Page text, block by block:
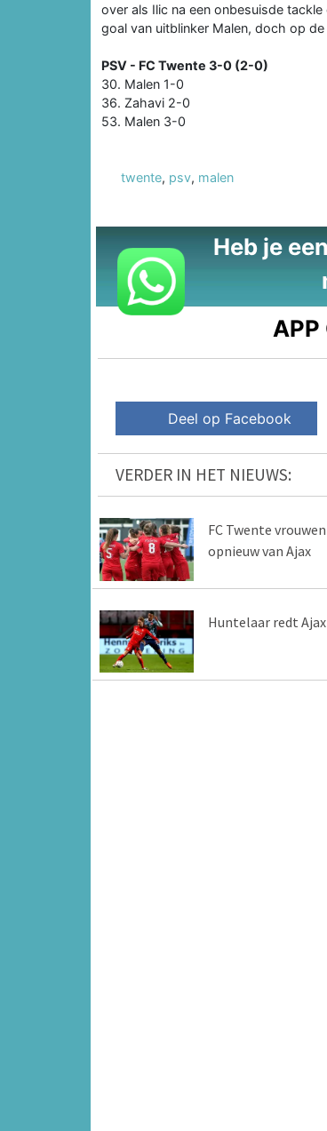
over als Ilic na een onbesuisde
goal van uitblinker Malen, doch op
PSV - FC Twente 3-0 (2-0)
30. Malen 1-0
36. Zahavi 2-0
53. Malen 3-0
twente, psv, malen
Heb je
APP
Deel op Facebook
VERDER IN HET NIEUWS:
FC Twente
opnieuw van Ajax
Huntelaar redt